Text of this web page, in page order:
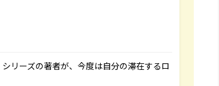
リーズの著者が、今度は自分の滞在するロ